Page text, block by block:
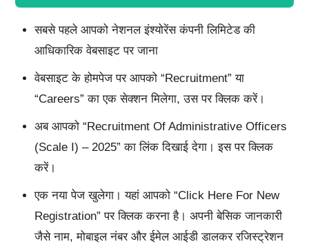
सबसे पहले आपको नेशनल इंश्योरेंस कंपनी लिमिटेड की
आधिकारिक वेबसाइट पर जाना
वेबसाइट के होमपेज पर आपको “Recruitment” या
“Careers” का एक सेक्शन मिलेगा, उस पर क्लिक करें।
अब आपको “Recruitment Of Administrative Officers
(Scale I) – 2025” का लिंक दिखाई देगा। इस पर क्लिक
करें।
एक नया पेज खुलेगा। यहां आपको “Click Here For New
Registration” पर क्लिक करना है। अपनी बेसिक जानकारी
जैसे नाम, मोबाइल नंबर और ईमेल आईडी डालकर रजिस्ट्रेशन